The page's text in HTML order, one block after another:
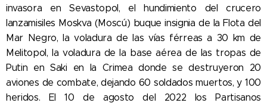
invasora en Sevastopol, el hundimiento del crucero
lanzamisiles Moskva (Moscú) buque insignia de la Flota del
Mar Negro, la voladura de las vías férreas a 30 km de
Melitopol, la voladura de la base aérea de las tropas de
Putin en Saki en la Crimea donde se destruyeron 20
aviones de combate, dejando 60 soldados muertos, y 100
heridos. El 10 de agosto del 2022 los Partisanos